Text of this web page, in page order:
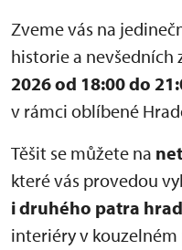
Zveme vás na
historie a nevšedních
2026 od 18:00 do
v rámci oblíbené
Těšit se můžete na
které vás provedou
i druhého patra
interiéry v